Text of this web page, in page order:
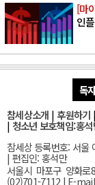
[마
인
독
참세상소개 | 후원하기
| 청소년 보호책임:홍
참세상 등록번호: 서
| 편집인: 홍석만
서울시 마포구 양화
(02)701-7112 | E-